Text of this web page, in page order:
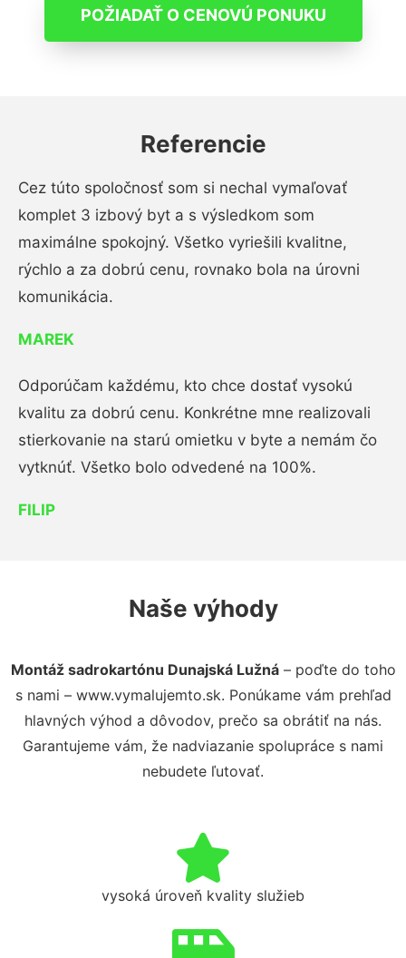
POŽIADAŤ O CENOVÚ PONUKU
Referencie
Cez túto spoločnosť som si nechal vymaľovať
komplet 3 izbový byt a s výsledkom som
maximálne spokojný. Všetko vyriešili kvalitne,
rýchlo a za dobrú cenu, rovnako bola na úrovni
komunikácia.
MAREK
Odporúčam každému, kto chce dostať vysokú
kvalitu za dobrú cenu. Konkrétne mne realizovali
stierkovanie na starú omietku v byte a nemám čo
vytknúť. Všetko bolo odvedené na 100%.
FILIP
Naše výhody
Montáž sadrokartónu Dunajská Lužná– poďte do toho
s nami – www.vymalujemto.sk. Ponúkame vám prehľad
hlavných výhod a dôvodov, prečo sa obrátiť na nás.
Garantujeme vám, že nadviazanie spolupráce s nami
nebudete ľutovať.
vysoká úroveň kvality služieb